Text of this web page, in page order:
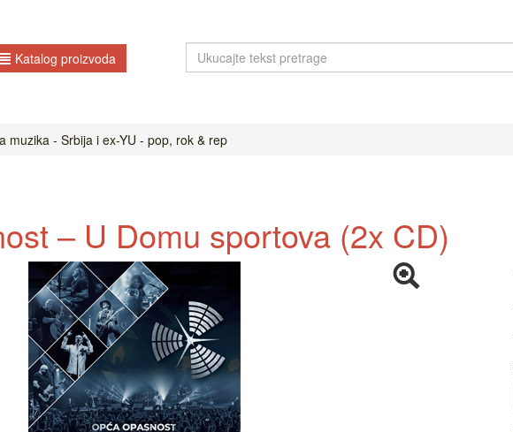
Katalog proizvoda
muzika - Srbija i ex-YU - pop, rok & rep
‎– U Domu sportova (2x CD)